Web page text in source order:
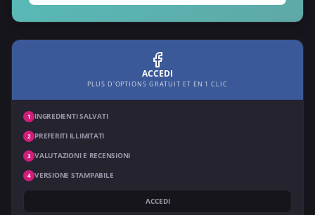
ACCEDI
PLUS D'OPTIONS GRATUIT ET EN 1 CLIC
1 INGREDIENTI SALVATI
2 PREFERITI ILLIMITATI
3 VALUTAZIONI E RECENSIONI
4 VERSIONE STAMPABILE
ACCEDI